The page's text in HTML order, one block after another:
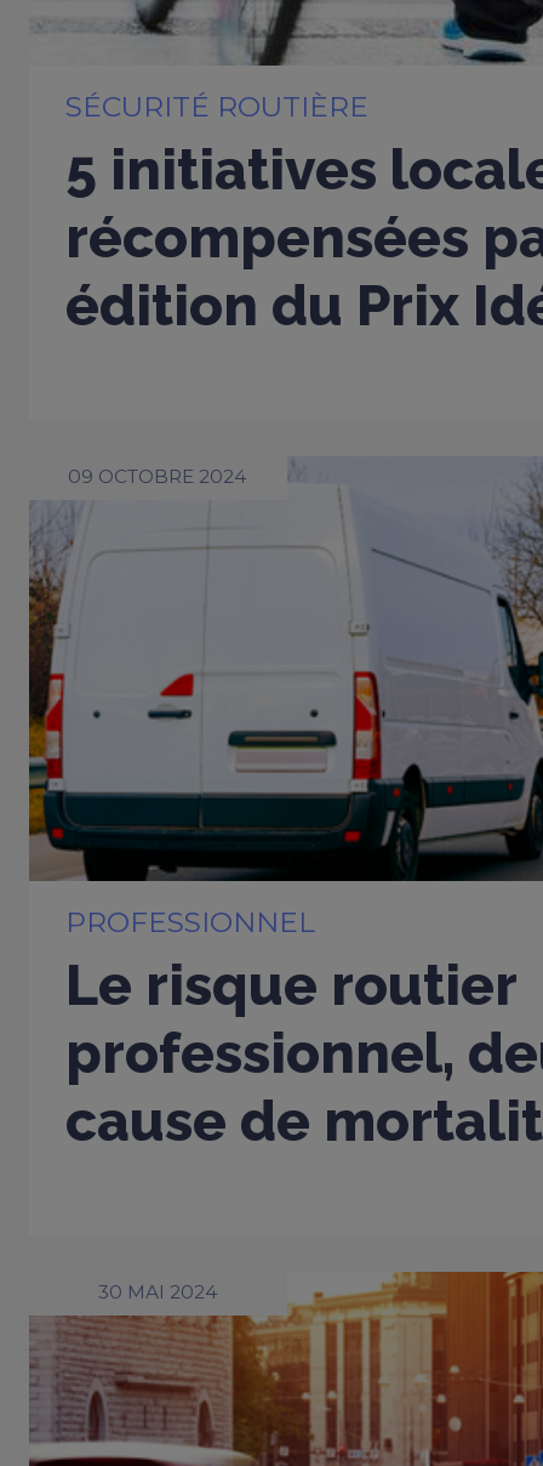
SÉCURITÉ ROUTIÈRE
5 initiatives
récompensées
édition du Prix
09 OCTOBRE 2024
PROFESSIONNEL
Le risque routier
professionnel,
cause de
30 MAI 2024